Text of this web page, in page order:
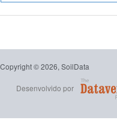
Copyright © 2026, SoilData
Desenvolvido por